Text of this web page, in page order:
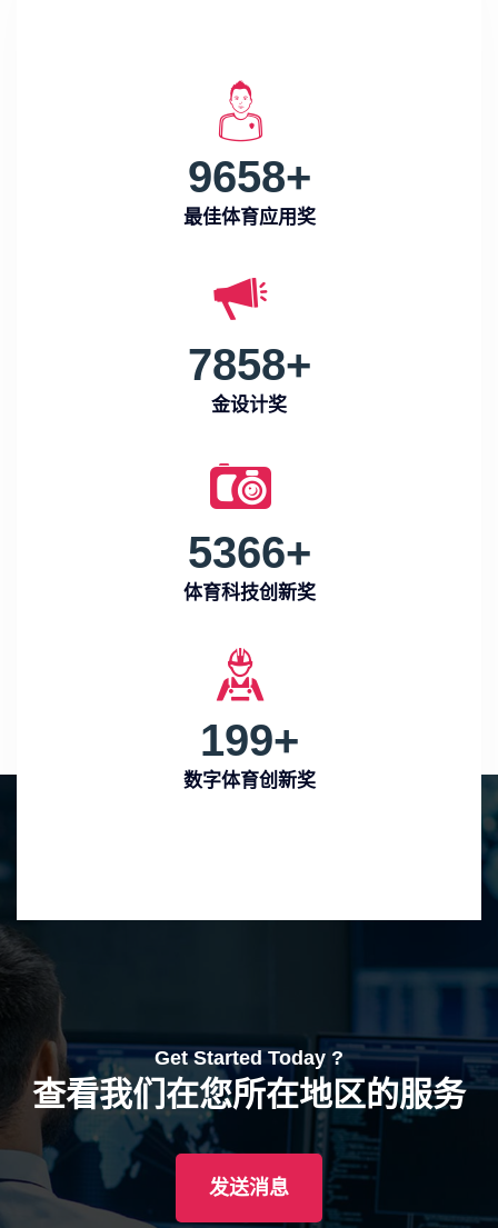
9658+
最佳体育应用奖
7858+
金设计奖
5366+
体育科技创新奖
199+
数字体育创新奖
Get Started Today ?
查看我们在您所在地区的服务
发送消息